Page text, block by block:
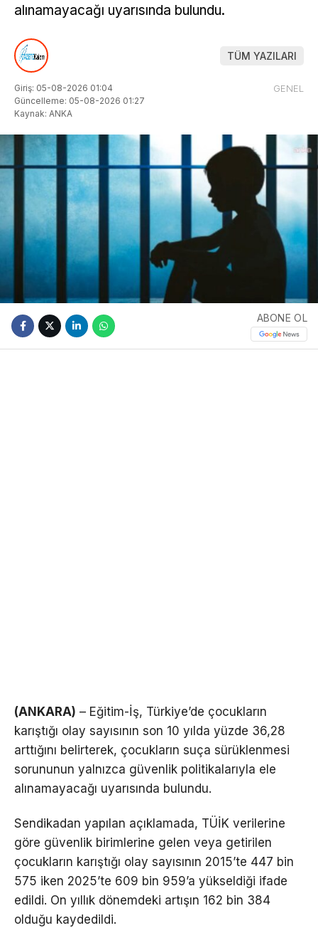
alınamayacağı uyarısında bulundu.
TÜM YAZILARI
Giriş: 05-08-2026 01:04
Güncelleme: 05-08-2026 01:27
Kaynak: ANKA
GENEL
ABONE OL
(ANKARA) – Eğitim-İş, Türkiye’de çocukların
karıştığı olay sayısının son 10 yılda yüzde 36,28
arttığını belirterek, çocukların suça sürüklenmesi
sorununun yalnızca güvenlik politikalarıyla ele
alınamayacağı uyarısında bulundu.
Sendikadan yapılan açıklamada, TÜİK verilerine
göre güvenlik birimlerine gelen veya getirilen
çocukların karıştığı olay sayısının 2015’te 447 bin
575 iken 2025’te 609 bin 959’a yükseldiği ifade
edildi. On yıllık dönemdeki artışın 162 bin 384
olduğu kaydedildi.